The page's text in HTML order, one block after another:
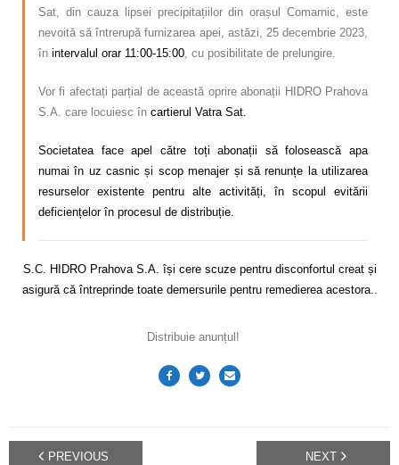
Sat, din cauza lipsei precipitațiilor din orașul Comarnic, este
nevoită să întrerupă furnizarea apei, astăzi, 25 decembrie 2023,
în intervalul orar 11:00-15:00, cu posibilitate de prelungire.
Vor fi afectați parțial de această oprire abonații HIDRO Prahova
S.A. care locuiesc în cartierul Vatra Sat.
Societatea face apel către toți abonații să folosească apa
numai în uz casnic și scop menajer și să renunțe la utilizarea
resurselor existente pentru alte activități, în scopul evitării
deficiențelor în procesul de distribuție.
S.C. HIDRO Prahova S.A. își cere scuze pentru disconfortul creat și
asigură că întreprinde toate demersurile pentru remedierea acestora..
Distribuie anunțul!
PREVIOUS NEXT